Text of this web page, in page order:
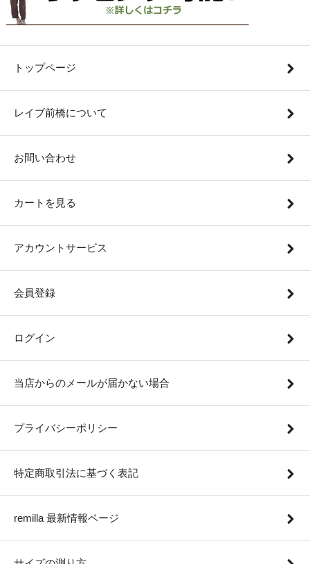
トップページ
レイブ前橋について
お問い合わせ
カートを見る
アカウントサービス
会員登録
ログイン
当店からのメールが届かない場合
プライバシーポリシー
特定商取引法に基づく表記
remilla 最新情報ページ